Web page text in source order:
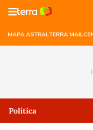
MAPA ASTRALTERRA MAIL
Política